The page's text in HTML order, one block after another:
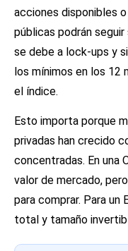
acciones disponibles
públicas podrán
se debe a lock-ups y
los mínimos en los 12
el índice.
Esto importa porque
privadas han crecido
concentradas. En una
valor de mercado,
para comprar. Para un
total y tamaño